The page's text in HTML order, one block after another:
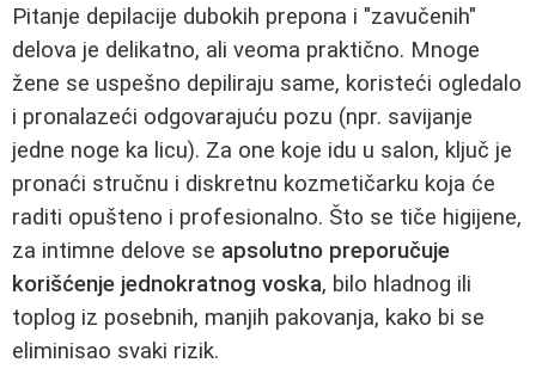
Pitanje depilacije dubokih prepona i "zavučenih"
delova je delikatno, ali veoma praktično. Mnoge
žene se uspešno depiliraju same, koristeći ogledalo
i pronalazeći odgovarajuću pozu (npr. savijanje
jedne noge ka licu). Za one koje idu u salon, ključ je
pronaći stručnu i diskretnu kozmetičarku koja će
raditi opušteno i profesionalno. Što se tiče higijene,
za intimne delove se apsolutno preporučuje
korišćenje jednokratnog voska, bilo hladnog ili
toplog iz posebnih, manjih pakovanja, kako bi se
eliminisao svaki rizik.